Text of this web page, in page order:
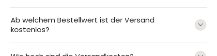
Ab welchem Bestellwert ist der Versand
kostenlos?